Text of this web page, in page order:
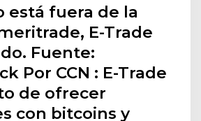
está fuera de la
E-Trade
Fuente:
Por CCN : E-Trade
de ofrecer
con bitcoins y